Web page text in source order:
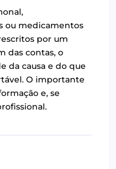
ou medicamentos
por um
das contas, o
da causa e do que
O importante
e, se